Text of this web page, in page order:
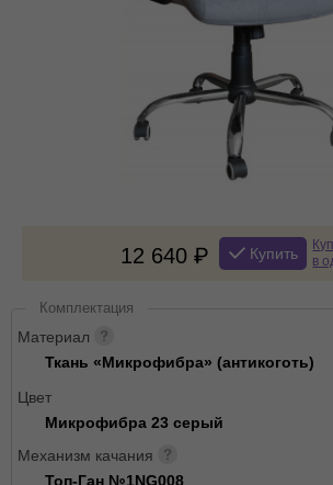
12 640 Купить
в
Комплектация
Материал
Ткань «Микрофибра» (антикоготь)
Цвет
Микрофибра 23 серый
Механизм качания
Топ-Ган №1NG008